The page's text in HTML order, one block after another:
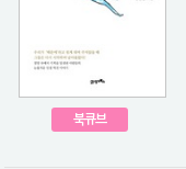
북큐브